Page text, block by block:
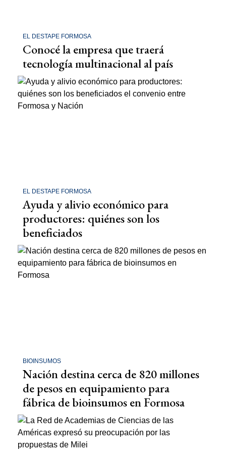
EL DESTAPE FORMOSA
Conocé la empresa que traerá
tecnología multinacional al país
EL DESTAPE FORMOSA
Ayuda y alivio económico para
productores: quiénes son los
beneficiados
BIOINSUMOS
Nación destina cerca de 820 millones
de pesos en equipamiento para
fábrica de bioinsumos en Formosa